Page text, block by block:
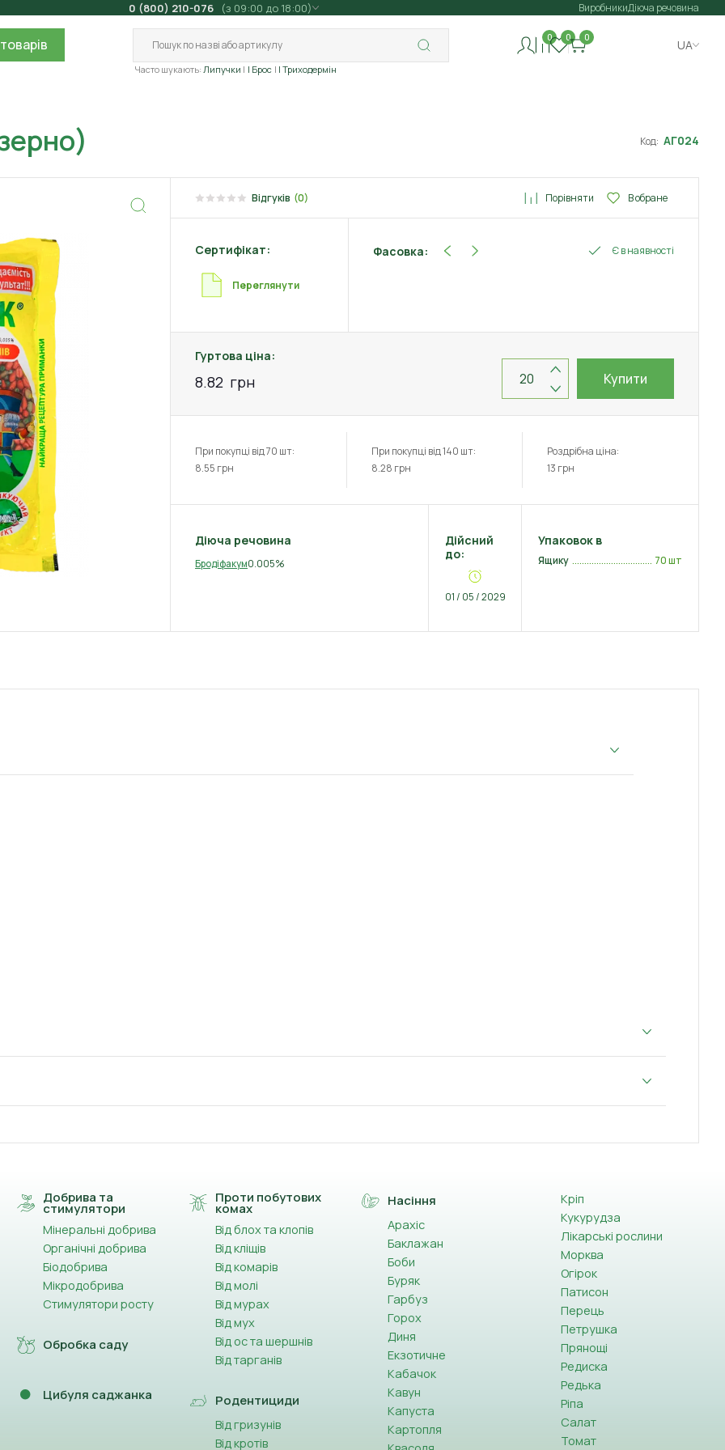
0 (800) 210-076 (з 09:00 до 18:00) ВиробникиДіюча речовина
Часто шукають: Липучки | Брос | Триходермін
0 0 0
UA
Код: АГ024
Відгуків (0) Порівняти В обране
Сертифікат:
Переглянути
Фасовка: Є в наявності
Гуртова ціна:
8.82 грн Купити
При покупці від 70 шт:
8.55 грн
При покупці від 140 шт:
8.28 грн
Роздрібна ціна:
13 грн
Діюча речовина
Бродіфакум0.005%
Дійсний
до:
01 / 05 / 2029
Упаковок в
Ящику 70 шт
Добрива та
стимулятори
Мінеральні добрива
Органічні добрива
Біодобрива
Мікродобрива
Стимулятори росту
Обробка саду
Цибуля саджанка
Проти побутових
комах
Від блох та клопів
Від кліщів
Від комарів
Від молі
Від мурах
Від мух
Від ос та шершнів
Від тарганів
Родентициди
Від гризунів
Від кротів
Насіння
Арахіс
Баклажан
Боби
Буряк
Гарбуз
Горох
Диня
Екзотичне
Кабачок
Кавун
Капуста
Картопля
Кріп
Кукурудза
Лікарські рослини
Морква
Огірок
Патисон
Перець
Петрушка
Прянощі
Редиска
Редька
Ріпа
Салат
Томат